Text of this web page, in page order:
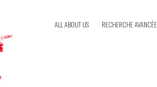
ALL ABOUT US RECHERCHE AVANCÉE